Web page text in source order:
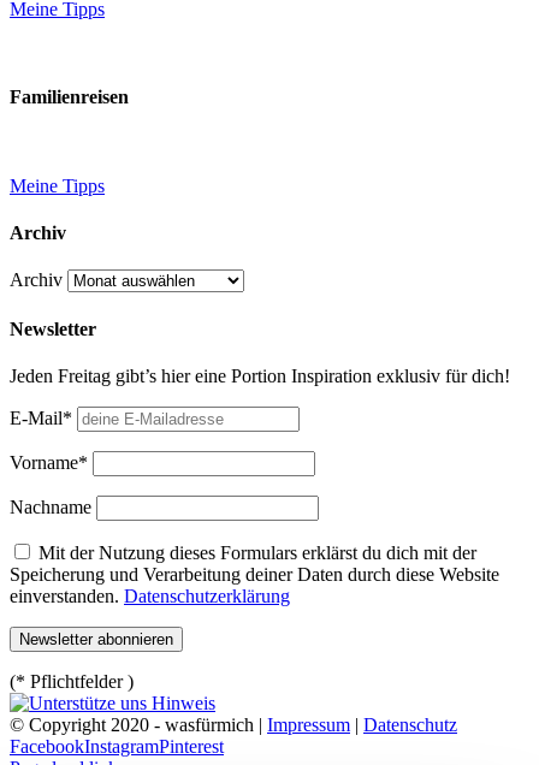
Meine Tipps
Familienreisen
Meine Tipps
Archiv
Archiv
Newsletter
Jeden Freitag gibt’s hier eine Portion Inspiration exklusiv für dich!
E-Mail*
Vorname*
Nachname
Mit der Nutzung dieses Formulars erklärst du dich mit der
Speicherung und Verarbeitung deiner Daten durch diese Website
einverstanden. Datenschutzerklärung
(* Pflichtfelder )
© Copyright 2020 - wasfürmich | Impressum | Datenschutz
FacebookInstagramPinterest